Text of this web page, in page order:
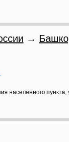
→
населённого